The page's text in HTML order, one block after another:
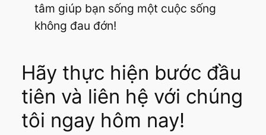
tâm giúp bạn sống một cuộc sống
không đau đớn!
Hãy thực hiện bước đầu
tiên và liên hệ với chúng
tôi ngay hôm nay!